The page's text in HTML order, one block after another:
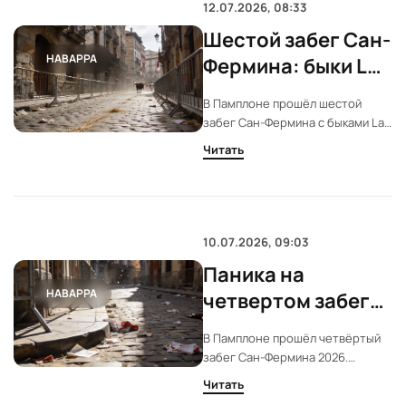
НАВАРРА
12.07.2026, 08:33
Шестой забег Сан-
Фермина: быки La
Palmosilla задали
рекордный темп
В Памплоне прошёл шестой
забег Сан-Фермина с быками La
Palmosilla. Забег отличился
скоростью и чистотой, но не
Читать
НАВАРРА
10.07.2026, 09:03
Паника на
четвертом забеге
Сан-Фермина:
быки Núñez и
рекордная
В Памплоне прошёл четвёртый
забег Сан-Фермина 2026.
Бегущие быки Núñez вызвали
панику на повороте Mercaderes.
Читать